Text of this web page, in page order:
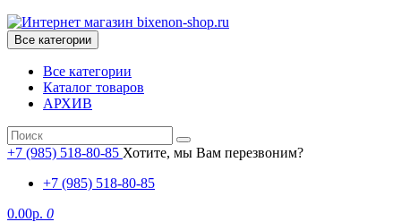
Все категории
Все категории
Каталог товаров
АРХИВ
+7 (985) 518-80-85 Хотите, мы Вам перезвоним?
+7 (985) 518-80-85
0.00р. 0